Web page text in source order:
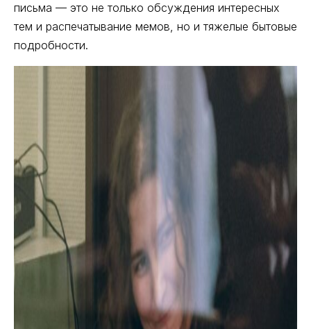
письма — это не только обсуждения интересных
тем и распечатывание мемов, но и тяжелые бытовые
подробности.